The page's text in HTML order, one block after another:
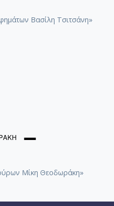
Βασίλη Τσιτσάνη»
Μίκη Θεοδωράκη»